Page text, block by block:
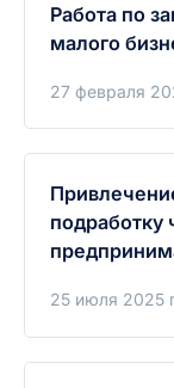
Работа по
малого
27 февраля
подработку
25 июля 2025